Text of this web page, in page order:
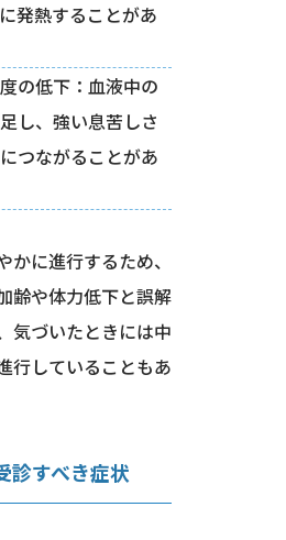
発熱することがあ
の低下：血液中の
し、強い息苦しさ
つながることがあ
かに進行するため、
齢や体力低下と誤解
気づいたときには中
行していることもあ
診すべき症状